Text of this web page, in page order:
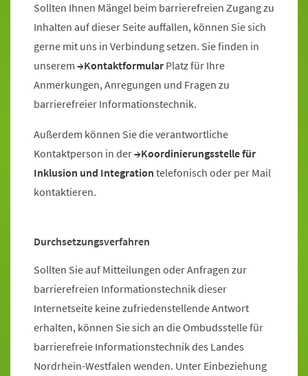
Sollten Ihnen Mängel beim barrierefreien Zugang zu
Inhalten auf dieser Seite auffallen, können Sie sich
gerne mit uns in Verbindung setzen. Sie finden in
unserem
Kontaktformular Platz für Ihre
Anmerkungen, Anregungen und Fragen zu
barrierefreier Informationstechnik.
Außerdem können Sie die verantwortliche
Kontaktperson in der
Koordinierungsstelle für
Inklusion und Integration telefonisch oder per Mail
kontaktieren.
Durchsetzungsverfahren
Sollten Sie auf Mitteilungen oder Anfragen zur
barrierefreien Informationstechnik dieser
Internetseite keine zufriedenstellende Antwort
erhalten, können Sie sich an die Ombudsstelle für
barrierefreie Informationstechnik des Landes
Nordrhein-Westfalen wenden. Unter Einbeziehung